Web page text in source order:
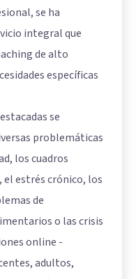
se ha
integral que
de alto
específicas
se
problemáticas
los cuadros
estrés crónico, los
de
o las crisis
online -
adultos,